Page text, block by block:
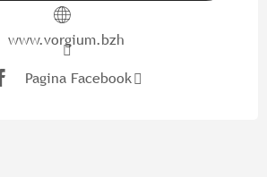
www.vorgium.bzh
Pagina Facebook